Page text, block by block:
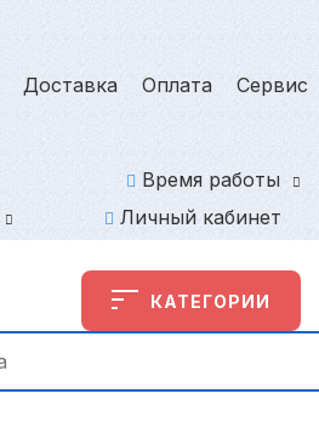
Доставка Оплата Сервис
Время работы
Личный кабинет
КАТЕГОРИИ